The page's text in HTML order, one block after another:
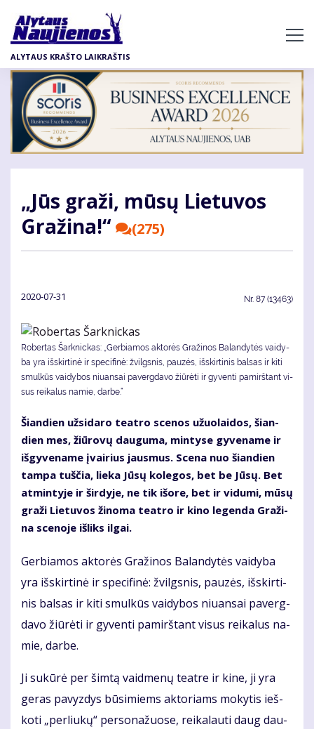
pagrindinį
turinį
ALYTAUS KRAŠTO LAIKRAŠTIS
„Jūs gra­ži, mū­sų Lie­tu­vos
Gra­ži­na!“
(275)
2020-07-31 Nr. 87 (13463)
Robertas Šarknickas: „Ger­bia­mos ak­to­rės Gra­ži­nos Ba­lan­dy­tės vai­dy­
ba yra iš­skir­ti­nė ir spe­ci­fi­nė: žvilgs­nis, pau­zės, iš­skir­ti­nis bal­sas ir ki­ti
smul­kūs vai­dy­bos niu­an­sai pa­verg­da­vo žiū­rė­ti ir gy­ven­ti pa­mirš­tant vi­
sus rei­ka­lus na­mie, dar­be.“
Šian­dien už­si­da­ro te­at­ro sce­nos užuo­lai­dos, šian­
dien mes, žiū­ro­vų dau­gu­ma, min­ty­se gy­ve­na­me ir
iš­gy­ve­na­me įvai­rius jaus­mus. Sce­na nuo šian­dien
tam­pa tuš­čia, lie­ka Jū­sų ko­le­gos, bet be Jū­sų. Bet
at­min­ty­je ir šir­dy­je, ne tik iš­ore, bet ir vi­du­mi, mū­sų
gra­ži Lie­tu­vos ži­no­ma te­at­ro ir ki­no le­gen­da Gra­ži­
na sce­no­je iš­liks il­gai.
Ger­bia­mos ak­to­rės Gra­ži­nos Ba­lan­dy­tės vai­dy­ba
yra iš­skir­ti­nė ir spe­ci­fi­nė: žvilgs­nis, pau­zės, iš­skir­ti­
nis bal­sas ir ki­ti smul­kūs vai­dy­bos niu­an­sai pa­verg­
da­vo žiū­rė­ti ir gy­ven­ti pa­mirš­tant vi­sus rei­ka­lus na­
mie, dar­be.
Ji su­kū­rė per šim­tą vaid­me­nų te­at­re ir ki­ne, ji yra
ge­ras pa­vyz­dys bū­si­miems ak­to­riams mo­ky­tis ieš­
ko­ti „per­liu­kų“ per­so­na­žuo­se, rei­ka­lau­ti daug dau­